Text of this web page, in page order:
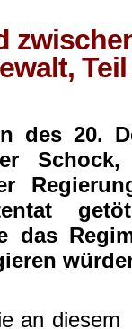
Teil
des 20.
das
an diesem